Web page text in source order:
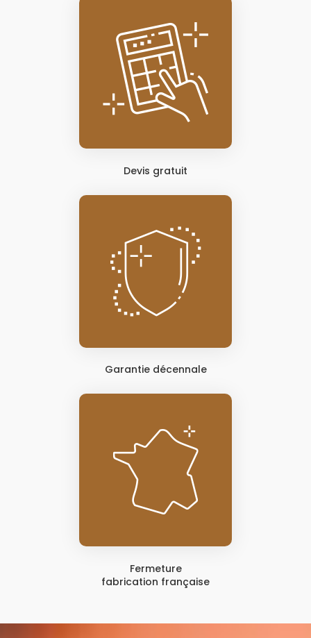
Devis gratuit
Garantie décennale
Fermeture
fabrication française